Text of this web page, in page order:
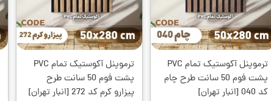
ترموپنل آکوستیک تمام PVC
پشت فوم 50 سانت طرح چام
کد 040 [انبار تهران]
ترموپنل آکوستیک تمام PVC
پشت فوم 50 سانت طرح
پیزارو کرم کد 272 [انبار تهران]